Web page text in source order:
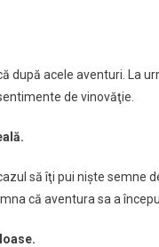
după acele aventuri. La
de vinovăţie.
să îţi pui nişte semne
că aventura sa a